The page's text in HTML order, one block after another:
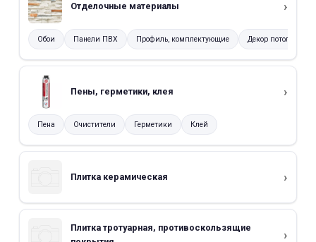
Отделочные материалы
Обои Панели ПВХ Профиль, комплектующие Декор потолка
Пены, герметики, клея
Пена Очистители Герметики Клей
Плитка керамическая
Плитка тротуарная, противоскользящие